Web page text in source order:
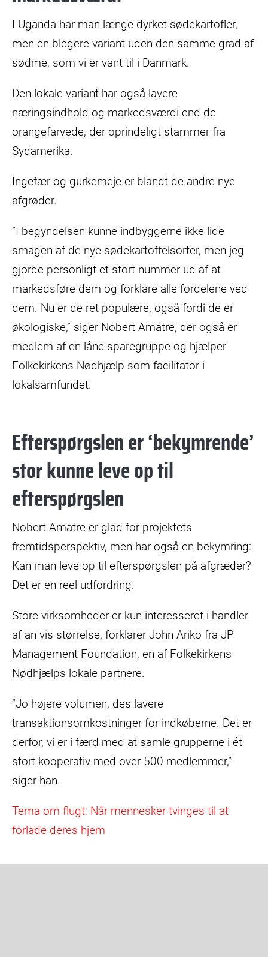
I Uganda har man længe dyrket sødekartofler,
men en blegere variant uden den samme grad af
sødme, som vi er vant til i Danmark.
Den lokale variant har også lavere
næringsindhold og markedsværdi end de
orangefarvede, der oprindeligt stammer fra
Sydamerika.
Ingefær og gurkemeje er blandt de andre nye
afgrøder.
”I begyndelsen kunne indbyggerne ikke lide
smagen af de nye sødekartoffelsorter, men jeg
gjorde personligt et stort nummer ud af at
markedsføre dem og forklare alle fordelene ved
dem. Nu er de ret populære, også fordi de er
økologiske,” siger Nobert Amatre, der også er
medlem af en låne-sparegruppe og hjælper
Folkekirkens Nødhjælp som facilitator i
lokalsamfundet.
Efterspørgslen er ‘bekymrende’
stor kunne leve op til
efterspørgslen
Nobert Amatre er glad for projektets
fremtidsperspektiv, men har også en bekymring:
Kan man leve op til efterspørgslen på afgræder?
Det er en reel udfordring.
Store virksomheder er kun interesseret i handler
af an vis størrelse, forklarer John Ariko fra JP
Management Foundation, en af Folkekirkens
Nødhjælps lokale partnere.
”Jo højere volumen, des lavere
transaktionsomkostninger for indkøberne. Det er
derfor, vi er i færd med at samle grupperne i ét
stort kooperativ med over 500 medlemmer,”
siger han.
Tema om flugt: Når mennesker tvinges til at
forlade deres hjem